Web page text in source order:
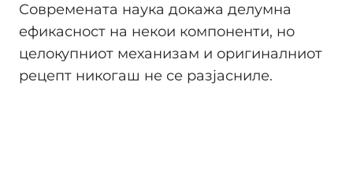
Современата наука докажа делумна
ефикасност на некои компоненти, но
целокупниот механизам и оригиналниот
рецепт никогаш не се разјасниле.